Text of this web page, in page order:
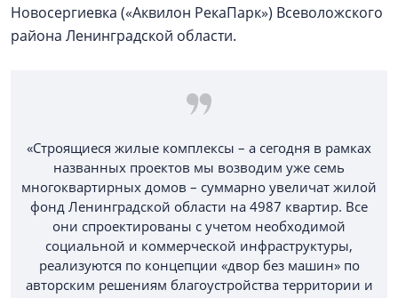
Новосергиевка («Аквилон РекаПарк») Всеволожского
района Ленинградской области.
«Строящиеся жилые комплексы – а сегодня в рамках
названных проектов мы возводим уже семь
многоквартирных домов – суммарно увеличат жилой
фонд Ленинградской области на 4987 квартир. Все
они спроектированы с учетом необходимой
социальной и коммерческой инфраструктуры,
реализуются по концепции «двор без машин» по
авторским решениям благоустройства территории и